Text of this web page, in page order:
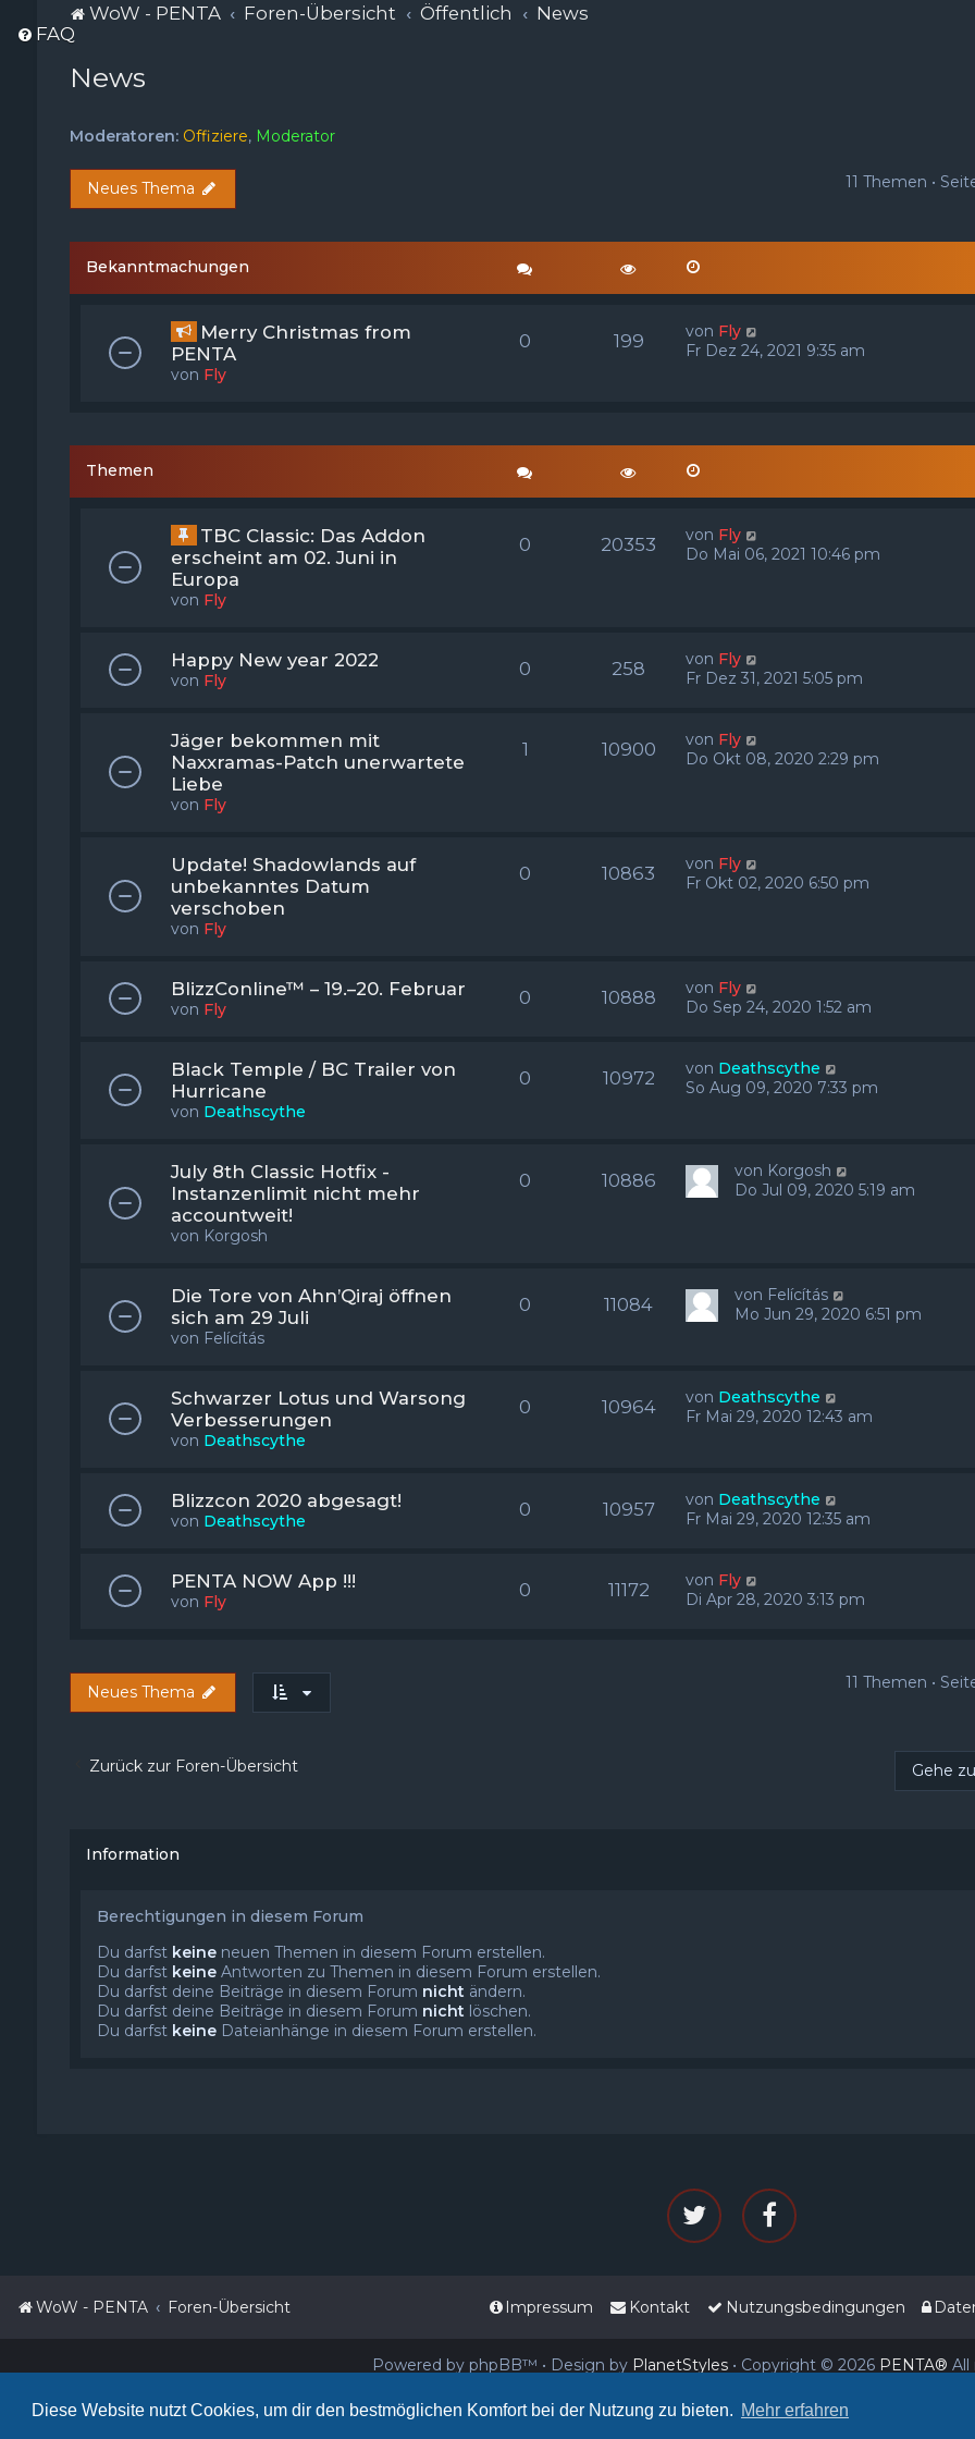
Diese Website nutzt Cookies, um dir den bestmöglichen Komfort bei der Nutzung zu bieten. Mehr erfahren
FAQ
WoW - PENTA Foren-Übersicht Öffentlich News
News
Moderatoren: Offiziere, Moderator
Neues Thema 11 Themen •
Bekanntmachungen
Merry Christmas from
PENTA
von Fly
0 199 von Fly
Fr Dez 24, 2021 9:35 am
Themen
TBC Classic: Das Addon
erscheint am 02. Juni in
Europa
von Fly
0 20353 von Fly
Do Mai 06, 2021 10:46 pm
Happy New year 2022
von Fly
0 258 von Fly
Fr Dez 31, 2021 5:05 pm
Jäger bekommen mit
Naxxramas-Patch unerwartete
Liebe
von Fly
1 10900 von Fly
Do Okt 08, 2020 2:29 pm
Update! Shadowlands auf
unbekanntes Datum
verschoben
von Fly
0 10863 von Fly
Fr Okt 02, 2020 6:50 pm
BlizzConline™ – 19.–20. Februar
von Fly
0 10888 von Fly
Do Sep 24, 2020 1:52 am
Black Temple / BC Trailer von
Hurricane
von Deathscythe
0 10972 von Deathscythe
So Aug 09, 2020 7:33 pm
July 8th Classic Hotfix -
Instanzenlimit nicht mehr
accountweit!
von Korgosh
0 10886 von Korgosh
Do Jul 09, 2020 5:19 am
Die Tore von Ahn’Qiraj öffnen
sich am 29 Juli
von Felícítás
0 11084 von Felícítás
Mo Jun 29, 2020 6:51 pm
Schwarzer Lotus und Warsong
Verbesserungen
von Deathscythe
0 10964 von Deathscythe
Fr Mai 29, 2020 12:43 am
Blizzcon 2020 abgesagt!
von Deathscythe
0 10957 von Deathscythe
Fr Mai 29, 2020 12:35 am
PENTA NOW App !!!
von Fly
0 11172 von Fly
Di Apr 28, 2020 3:13 pm
Neues Thema 11 Themen •
Zurück zur Foren-Übersicht Gehe zu
Information
Berechtigungen in diesem Forum
Du darfst keineneuen Themen in diesem Forum erstellen.
Du darfst keineAntworten zu Themen in diesem Forum erstellen.
Du darfst deine Beiträge in diesem Forum nicht ändern.
Du darfst deine Beiträge in diesem Forum nicht löschen.
Du darfst keineDateianhänge in diesem Forum erstellen.
WoW - PENTA Foren-Übersicht Nutzungsbedingungen
Kontakt
Impressum
Powered by phpBB™ • Design by PlanetStyles • Copyright © 2026 PENTA® All
Deutsche Übersetzung durchphpBB.de